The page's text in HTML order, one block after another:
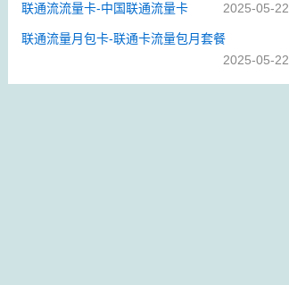
联通流流量卡-中国联通流量卡 2025-05-22
联通流量月包卡-联通卡流量包月套餐
2025-05-22